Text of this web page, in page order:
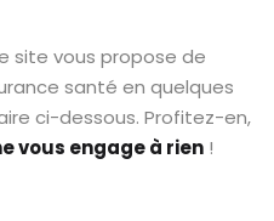
site vous propose de
santé en quelques
ci-dessous. Profitez-en,
vous engage à rien !